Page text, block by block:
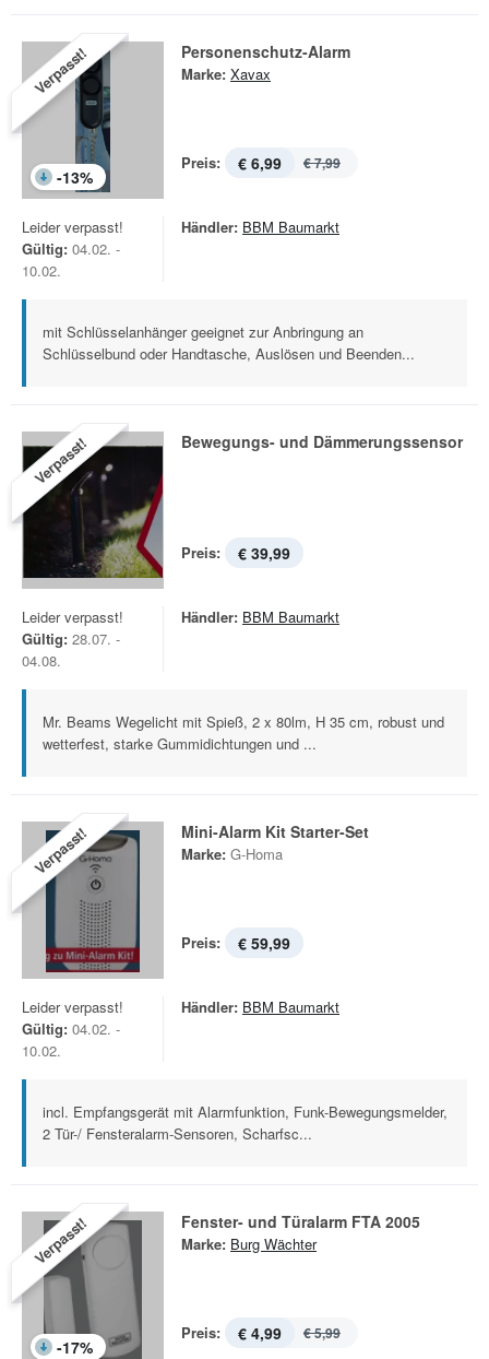
Verpasst!
-13%
Personenschutz-Alarm
Marke: Xavax
Preis: € 6,99 € 7,99
Leider verpasst!
Gültig: 04.02. -
10.02.
Händler: BBM Baumarkt
mit Schlüsselanhänger geeignet zur Anbringung an
Schlüsselbund oder Handtasche, Auslösen und Beenden...
Verpasst! Bewegungs- und Dämmerungssensor
Preis: € 39,99
Leider verpasst!
Gültig: 28.07. -
04.08.
Händler: BBM Baumarkt
Mr. Beams Wegelicht mit Spieß, 2 x 80lm, H 35 cm, robust und
wetterfest, starke Gummidichtungen und ...
Verpasst! Mini-Alarm Kit Starter-Set
Marke: G-Homa
Preis: € 59,99
Leider verpasst!
Gültig: 04.02. -
10.02.
Händler: BBM Baumarkt
incl. Empfangsgerät mit Alarmfunktion, Funk-Bewegungsmelder,
2 Tür-/ Fensteralarm-Sensoren, Scharfsc...
Verpasst!
-17%
Fenster- und Türalarm FTA 2005
Marke: Burg Wächter
Preis: € 4,99 € 5,99